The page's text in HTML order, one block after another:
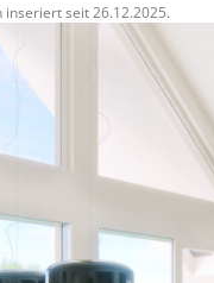
inseriert seit26.12.2025.